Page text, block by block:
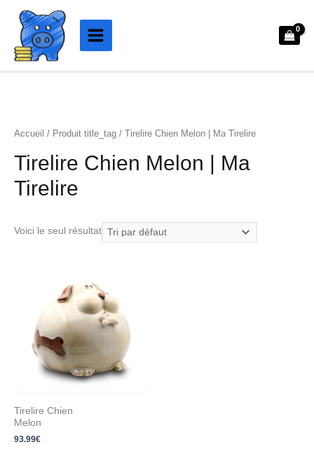
contenu
Accueil / Produit title_tag / Tirelire Chien Melon | Ma Tirelire
Tirelire Chien Melon | Ma
Tirelire
Voici le seul résultat
Tirelire Chien
Melon
93.99€